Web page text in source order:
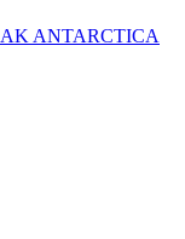
ANTARCTICA